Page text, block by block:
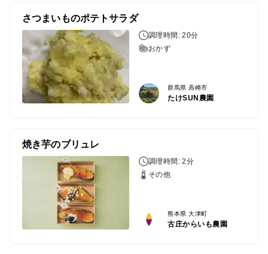
さつまいものポテトサラダ
調理時間: 20分
おかず
群馬県 高崎市
たけSUN農園
焼き芋のブリュレ
調理時間: 2分
その他
熊本県 大津町
古庄からいも農園